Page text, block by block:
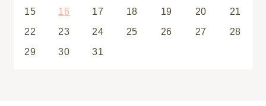
15
16 17 18 19 20
21
22
23 24 25 26 27
28
29
30 31